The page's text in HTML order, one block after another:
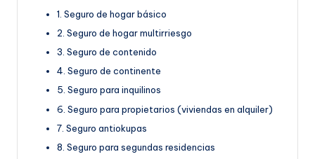
1. Seguro de hogar básico
2. Seguro de hogar multirriesgo
3. Seguro de contenido
4. Seguro de continente
5. Seguro para inquilinos
6. Seguro para propietarios (viviendas en alquiler)
7. Seguro antiokupas
8. Seguro para segundas residencias